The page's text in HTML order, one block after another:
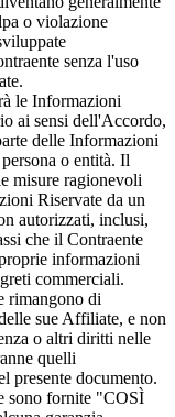
o violazione
senza l'uso
le Informazioni
ai sensi dell'Accordo,
delle Informazioni
o entità. Il
misure ragionevoli
Riservate da un
autorizzati, inclusi,
che il Contraente
informazioni
commerciali.
rimangono di
sue Affiliate, e non
o altri diritti nelle
quelli
presente documento.
sono fornite "COSÌ